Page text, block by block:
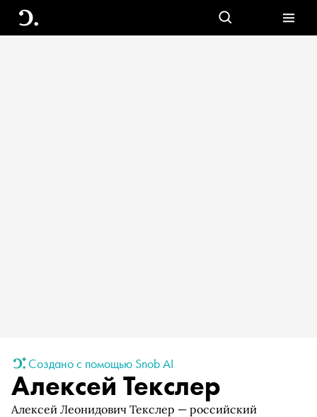
Создано с помощью Snob AI
Алексей Текслер
Алексей Леонидович Текслер — российский